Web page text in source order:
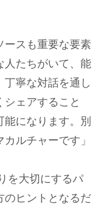
ースも重要な要素
人たちがいて、能
丁寧な対話を通し
ェアすること
になります。別
ルチャーです」
を大切にするパ
のヒントとなるだ